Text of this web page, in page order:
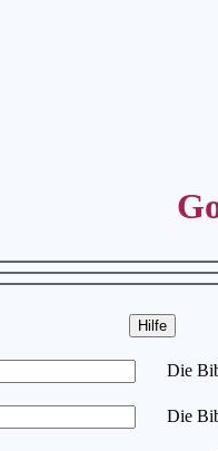
Die
Die